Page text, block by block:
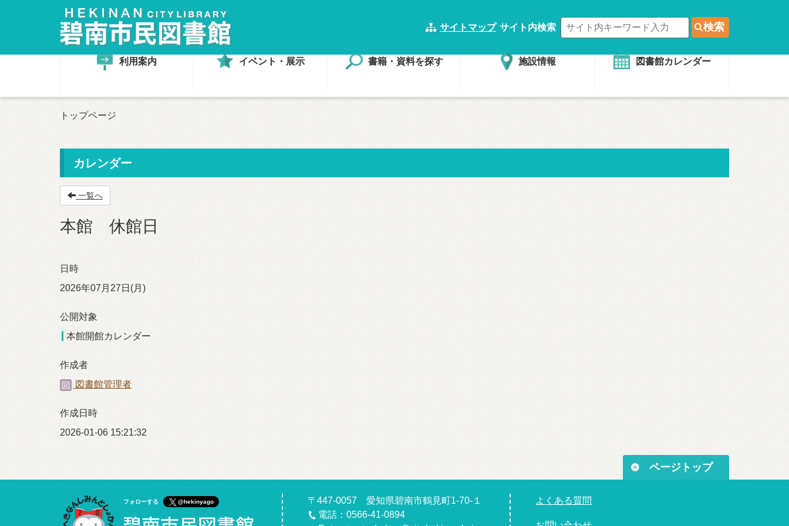
サイトマップ サイト内検索 検索
利用案内 イベント・展示 書籍・資料を探す 施設情報 図書館カレンダー
トップページ
カレンダー
一覧へ
本館 休館日
日時
2026年07月27日(月)
公開対象
本館開館カレンダー
作成者
図書館管理者
作成日時
2026-01-06 15:21:32
ページトップ
フォローする @hekinyago
〒447-0057 愛知県碧南市鶴見町1-70-１
電話：0566-41-0894
よくある質問